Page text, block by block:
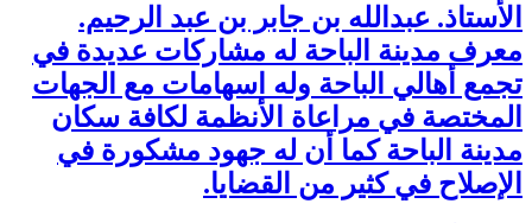
الأستاذ. عبدالله بن جابر بن عبد الرحيم.
معرف مدينة الباحة له مشاركات عديدة في
تجمع أهالي الباحة وله اسهامات مع الجهات
المختصة في مراعاة الأنظمة لكافة سكان
مدينة الباحة كما أن له جهود مشكورة في
الإصلاح في كثير من القضايا.